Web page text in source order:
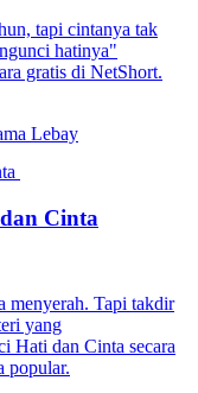
tapi cintanya tak
hatinya"
gratis di NetShort.
Lebay
Cinta
menyerah. Tapi takdir
yang
Hati dan Cinta secara
popular.